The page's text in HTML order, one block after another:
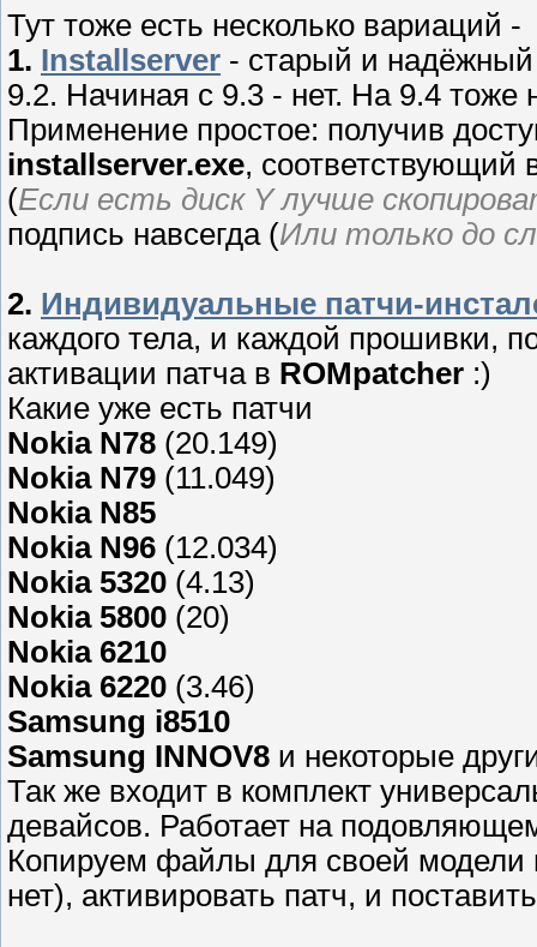
Тут тоже есть несколько вариаций -
1. Installserver - старый и надёжный
9.2. Начиная с 9.3 - нет. На 9.4 тоже
Применение простое: получив
installserver.exe, соответствующий
(Если есть диск Y лучше
подпись навсегда (Или только до
2. Индивидуальные патчи-
каждого тела, и каждой прошивки,
активации патча в ROMpatcher :)
Какие уже есть патчи
Nokia N78 (20.149)
Nokia N79 (11.049)
Nokia N85
Nokia N96 (12.034)
Nokia 5320 (4.13)
Nokia 5800 (20)
Nokia 6210
Nokia 6220 (3.46)
Samsung i8510
Samsung INNOV8 и некоторые
Так же входит в комплект
девайсов. Работает на
Копируем файлы для своей модели
нет), активировать патч, и